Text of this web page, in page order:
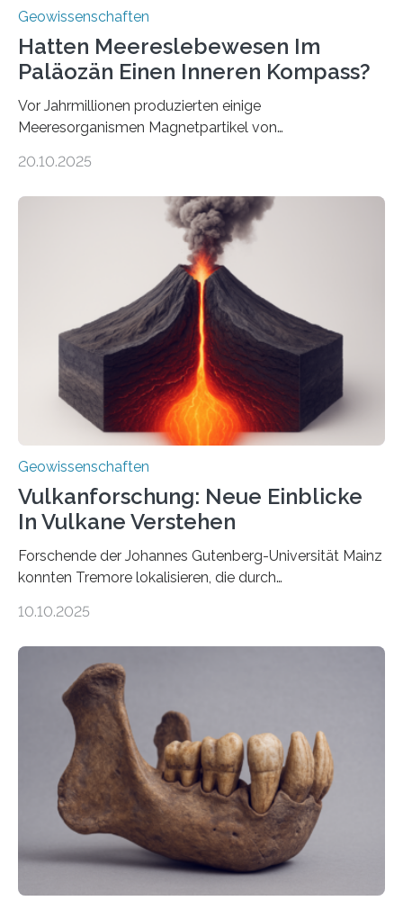
Geowissenschaften
Hatten Meereslebewesen Im
Paläozän Einen Inneren Kompass?
Vor Jahrmillionen produzierten einige
Meeresorganismen Magnetpartikel von
Sedimenten zu finden sind. Nun ist es einem
Domänen auf einem dieser „Riesenmagnetfossilien” mit
einer raffinierten Methode an der Diamond-
Röntgenquelle zu kartieren. Ihre Analyse zeigt, dass
diese Partikel es den Organismen ermöglicht haben
könnten, winzige Schwankungen sowohl in der
Richtung als auch in der Intensität des Erdmagnetfelds
wahrzunehmen. Dadurch konnten sie sich verorten und
über den Ozean navigieren. Vor einigen Jahren…
20.10.2025
Geowissenschaften
Vulkanforschung: Neue Einblicke
In Vulkane Verstehen
Forschende der Johannes Gutenberg-Universität Mainz
konnten Tremore lokalisieren, die durch
Vulkan? Was passiert in der Erde darunter? Wo
erzeugt durch Magma oder Gase, die sich durch
Schlote einen Weg nach oben bahnen? Jun.-Prof. Dr.
Miriam Christina Reiss, Vulkanseismologin an der
Johannes Gutenberg-Universität Mainz (JGU), und ihr
Team haben am Vulkan Oldoinyo Lengai in Tansania
solche Tremore lokalisiert. „Wir konnten die Tremore
nicht nur nachweisen, sondern ihren Ort in…
10.10.2025